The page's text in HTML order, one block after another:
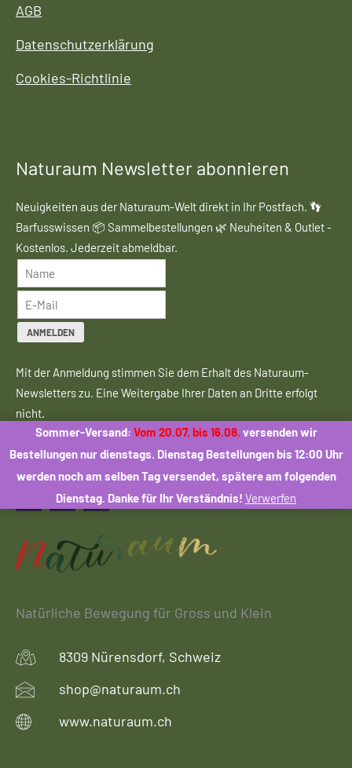
Sommer-Versand: Vom 20.07. bis 16.08. versenden wir
Bestellungen nur dienstags. Dienstag Bestellungen bis 12:00 Uhr
werden noch am selben Tag versendet, spätere am folgenden
Dienstag. Danke für Ihr Verständnis! Verwerfen
AGB
Datenschutzerklärung
Cookies-Richtlinie
Naturaum Newsletter abonnieren
Neuigkeiten aus der Naturaum-Welt direkt in Ihr Postfach. 👣
Barfusswissen 📦 Sammelbestellungen 🌿 Neuheiten & Outlet -
Kostenlos. Jederzeit abmeldbar.
ANMELDEN
Mit der Anmeldung stimmen Sie dem Erhalt des Naturaum-
Newsletters zu. Eine Weitergabe Ihrer Daten an Dritte erfolgt
nicht.
Social Media
Natürliche Bewegung für Gross und Klein
8309 Nürensdorf, Schweiz
shop@naturaum.ch
www.naturaum.ch